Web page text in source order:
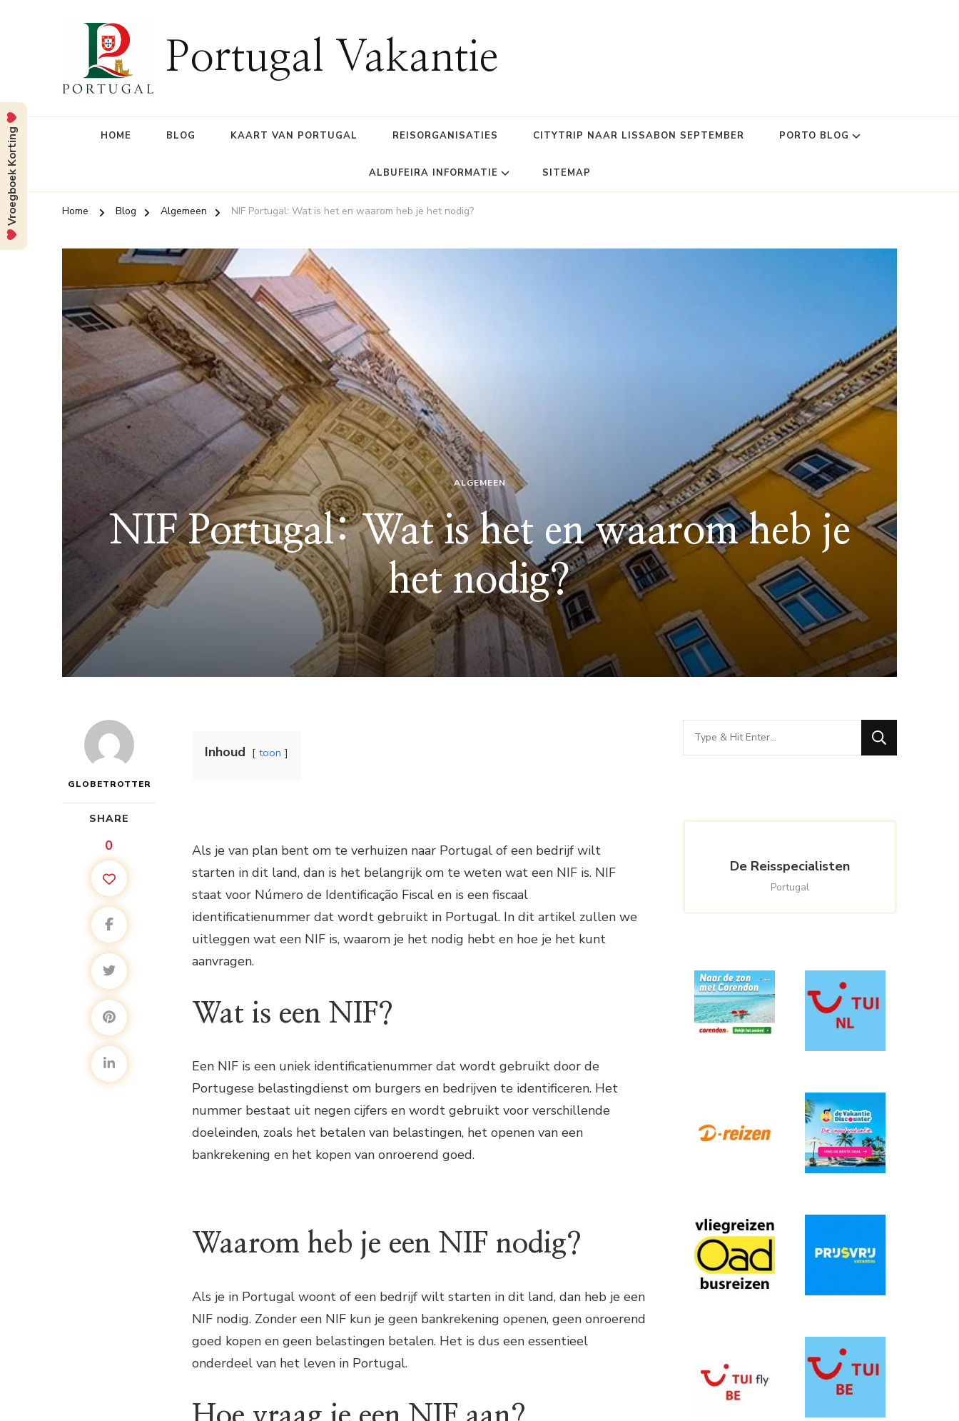
Portugal Vakantie
HOME BLOG KAART VAN PORTUGAL REISORGANISATIES CITYTRIP NAAR LISSABON SEPTEMBER PORTO BLOG
ALBUFEIRA INFORMATIE SITEMAP
Home Blog Algemeen NIF Portugal: Wat is het en waarom heb je het nodig?
ALGEMEEN
NIF Portugal: Wat is het en waarom heb je
het nodig?
GLOBETROTTER
SHARE
0
Inhoud toon
Als je van plan bent om te verhuizen naar Portugal of een bedrijf wilt
starten in dit land, dan is het belangrijk om te weten wat een NIF is. NIF
staat voor Número de Identificação Fiscal en is een fiscaal
identificatienummer dat wordt gebruikt in Portugal. In dit artikel zullen we
uitleggen wat een NIF is, waarom je het nodig hebt en hoe je het kunt
aanvragen.
Wat is een NIF?
Een NIF is een uniek identificatienummer dat wordt gebruikt door de
Portugese belastingdienst om burgers en bedrijven te identificeren. Het
nummer bestaat uit negen cijfers en wordt gebruikt voor verschillende
doeleinden, zoals het betalen van belastingen, het openen van een
bankrekening en het kopen van onroerend goed.
Waarom heb je een NIF nodig?
Als je in Portugal woont of een bedrijf wilt starten in dit land, dan heb je een
NIF nodig. Zonder een NIF kun je geen bankrekening openen, geen onroerend
goed kopen en geen belastingen betalen. Het is dus een essentieel
onderdeel van het leven in Portugal.
Looking
for
De Reisspecialisten
Portugal
Vroegboek Korting